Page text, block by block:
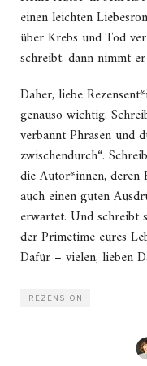
einen leichten
über Krebs und Tod
schreibt, dann nimmt
Daher, liebe
genauso wichtig.
verbannt Phrasen und
zwischendurch“.
die Autor*innen, deren
auch einen guten
erwartet. Und schreibt
der Primetime eures
Dafür – vielen, lieben
REZENSION